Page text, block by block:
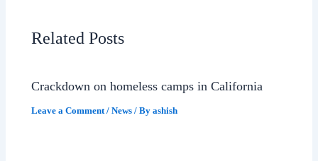
Related Posts
Crackdown on homeless camps in California
Leave a Comment /News / Byashish